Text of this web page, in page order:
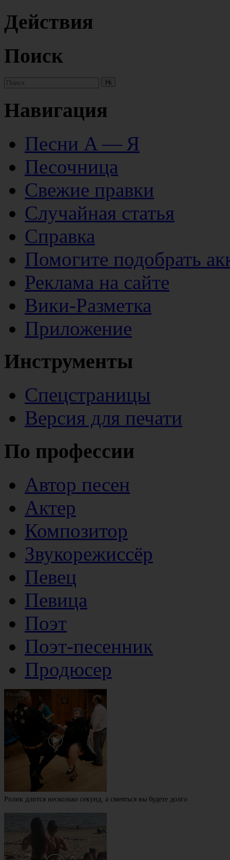
Действия
Поиск
Навигация
Песни А — Я
Песочница
Свежие правки
Случайная статья
Справка
Помогите подобрать
Реклама на сайте
Вики-Разметка
Приложение
Инструменты
Спецстраницы
Версия для печати
По профессии
Автор песен
Актер
Композитор
Звукорежиссёр
Певец
Певица
Поэт
Поэт-песенник
Продюсер
Ролик длится несколько секунд, а смеяться вы будете долго